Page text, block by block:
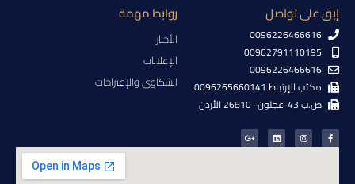
إبق على تواصل
0096226466616
00962791110195
0096226466616
مكتب الإرتباط 0096265660141
ص.ب 43-عجلون- 26810 الأردن
روابط مهمة
الأخبار
الإعلانات
الشكاوى والإقتراحات